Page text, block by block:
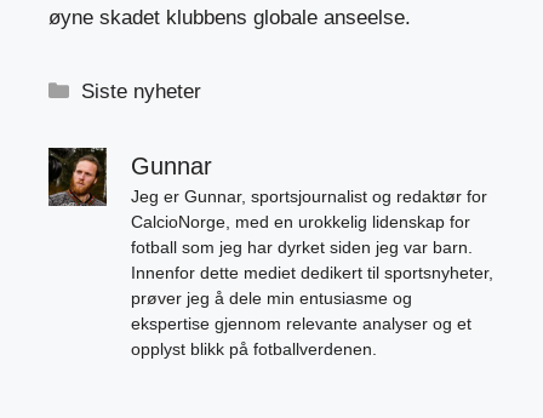
øyne skadet klubbens globale anseelse.
Kategorier
Siste nyheter
Gunnar
Jeg er Gunnar, sportsjournalist og redaktør for
CalcioNorge, med en urokkelig lidenskap for
fotball som jeg har dyrket siden jeg var barn.
Innenfor dette mediet dedikert til sportsnyheter,
prøver jeg å dele min entusiasme og
ekspertise gjennom relevante analyser og et
opplyst blikk på fotballverdenen.